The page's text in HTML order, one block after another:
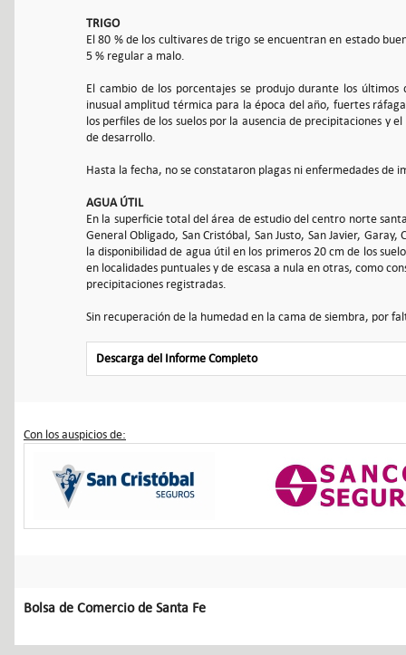
TRIGO
El 80 % de los cultivares de trigo se encuentran en estado
5 % regular a malo.
El cambio de los porcentajes se produjo durante los
inusual amplitud térmica para la época del año, fuertes
los perfiles de los suelos por la ausencia de precipitaciones y
de desarrollo.
Hasta la fecha, no se constataron plagas ni enfermedades de
AGUA ÚTIL
En la superficie total del área de estudio del centro norte
General Obligado, San Cristóbal, San Justo, San Javier,
la disponibilidad de agua útil en los primeros 20 cm de los
en localidades puntuales y de escasa a nula en otras, como
precipitaciones registradas.
Sin recuperación de la humedad en la cama de siembra, por
Descarga del Informe Completo
Con los auspicios de:
Bolsa de Comercio de Santa Fe